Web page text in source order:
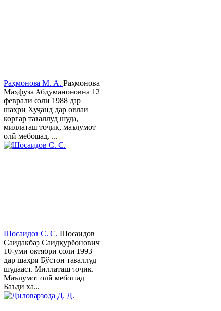
Раҳмонова М. А. Раҳмонова
Маҳфуза Абдуманоновна 12-
феврали соли 1988 дар
шаҳри Хуҷанд дар оилаи
коргар таваллуд шуда,
миллаташ тоҷик, маълумот
олӣ мебошад. ...
Шосаидов С. С. Шосаидов
Саидакбар Саидқурбонович
10-уми октябри соли 1993
дар шаҳри Бўстон таваллуд
шудааст. Миллаташ тоҷик.
Маълумот олӣ мебошад.
Баъди ха...